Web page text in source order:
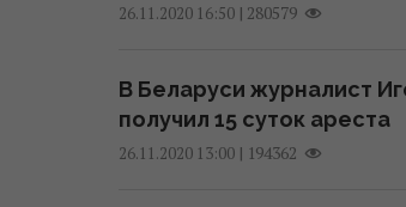
26.11.2020 16:50| 280579
В Беларуси журналист
получил 15 суток ареста
26.11.2020 13:00| 194362